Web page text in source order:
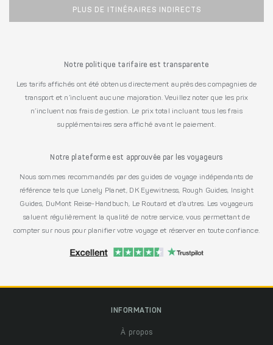
PLUS DE ITINÉRAIRES INDIRECTS
Notre politique tarifaire est transparente
Les tarifs affichés ont été obtenus directement auprès des compagnies de
transport et n’incluent aucune majoration. Veuillez noter que les prix
n’incluent nos frais de gestion. Le prix total incluant tous les frais
supplémentaires sera affiché avant le paiement.
Notre plateforme est approuvée par les voyageurs
Nous sommes recommandés par des guides de voyage indépendants de
référence tels que Lonely Planet, DK Eyewitness, Rough Guides, Insight
Guides, DuMont Reise-Handbuch, Le Routard et d’autres. Les voyageurs
saluent régulièrement la qualité de notre service, vous permettant de
compter sur nous pour planifier votre voyage et réserver en toute confiance.
INFORMATION
À propos